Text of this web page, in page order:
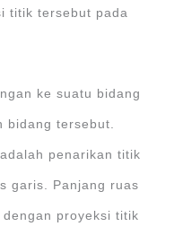
titik tersebut pada
ke suatu bidang
bidang tersebut.
penarikan titik
garis. Panjang ruas
proyeksi titik